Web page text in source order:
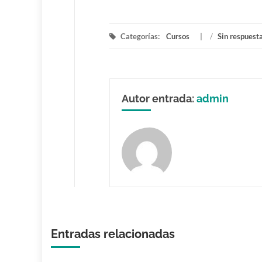
Categorías: Cursos / Sin
Autor entrada:admin
Entradas relacionadas